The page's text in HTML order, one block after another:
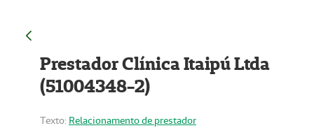
Prestador Clínica Itaipú Ltda
(51004348-2)
Texto: Relacionamento de prestador